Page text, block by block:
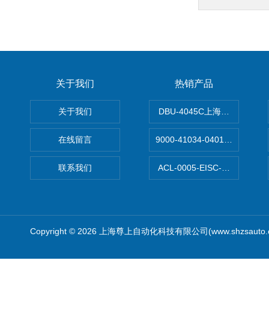
关于我们
关于我们
在线留言
联系我们
热销产品
DBU-4045C上海鹰峰制动单
9000-41034-0401000穆尔
ACL-0005-EISC-E2M8C上海
Copyright © 2026 上海尊上自动化科技有限公司